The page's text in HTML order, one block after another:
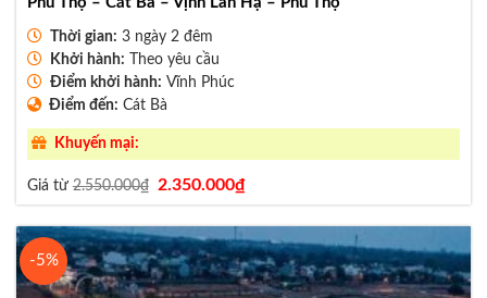
Thời gian: 3 ngày 2 đêm
Khởi hành: Theo yêu cầu
Điểm khởi hành: Vĩnh Phúc
Điểm đến: Cát Bà
Khuyến mại:
Giá từ2.550.000₫
Giá
là:
2.550.000₫.
2.350.000₫Giá
hiện
tại
là:
2.350.000₫.
-5%